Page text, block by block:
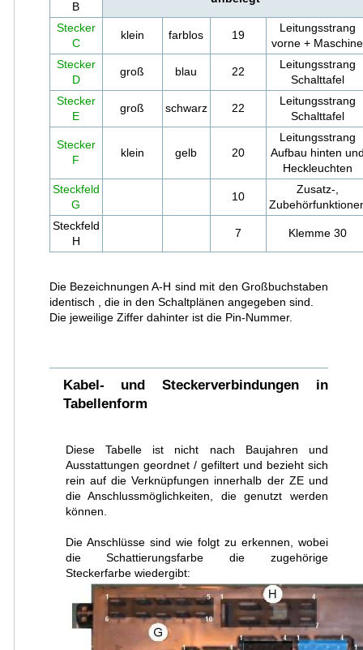
B
Stecker
C
klein farblos 19
Leitungsstrang
vorne + Maschine
Stecker
D
groß blau 22
Leitungsstrang
Schalttafel
Stecker
E
groß schwarz 22
Leitungsstrang
Schalttafel
Stecker
F
klein gelb 20
Leitungsstrang
Aufbau hinten
Heckleuchten
Steckfeld
G
10
Zusatz-,
Steckfeld
H
7 Klemme 30
Die Bezeichnungen A-H sind mit den Großbuchstaben
identisch , die in den Schaltplänen angegeben sind.
Die jeweilige Ziffer dahinter ist die Pin-Nummer.
Kabel- und Steckerverbindungen in
Tabellenform
Diese Tabelle ist nicht nach Baujahren und
Ausstattungen geordnet / gefiltert und bezieht sich
rein auf die Verknüpfungen innerhalb der ZE und
die Anschlussmöglichkeiten, die genutzt werden
können.
Die Anschlüsse sind wie folgt zu erkennen, wobei
die Schattierungsfarbe die zugehörige
Steckerfarbe wiedergibt: